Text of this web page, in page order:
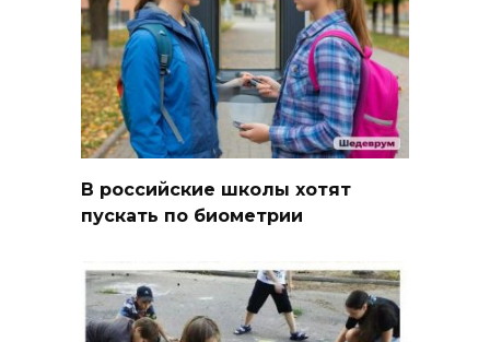
В российские школы хотят
пускать по биометрии